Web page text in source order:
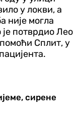
у локви, а
није могла
потврдио Лео
Сплит, у
сирене